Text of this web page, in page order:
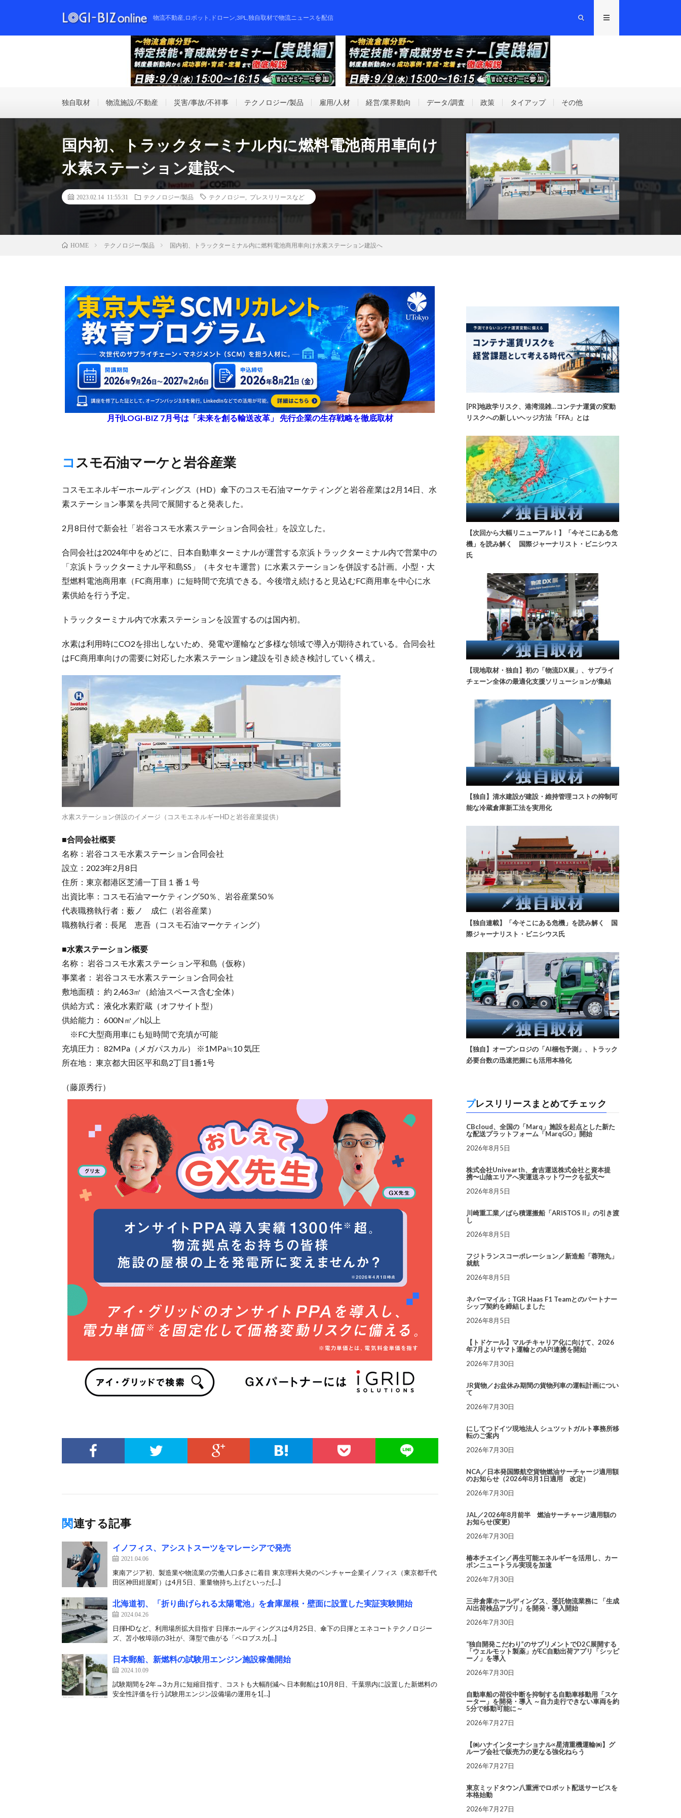
物流不動産,ロボット,ドローン,3PL,独自取材で物流ニュースを配信
独自取材 物流施設/不動産 災害/事故/不祥事 テクノロジー/製品 雇用/人材 経営/業界動向 データ/調査 政策 タイアップ その他
国内初、トラックターミナル内に燃料電池商用車向け
水素ステーション建設へ
2023.02.14 11:55:31 テクノロジー/製品 テクノロジー プレスリリースなど
HOME テクノロジー/製品 国内初、トラックターミナル内に燃料電池商用車向け水素ステーション建設へ
月刊LOGI-BIZ 7月号は「未来を創る輸送改革」 先行企業の生存戦略を徹底取材
コスモ石油マーケと岩谷産業
コスモエネルギーホールディングス（HD）傘下のコスモ石油マーケティングと岩谷産業は2月14日、水
素ステーション事業を共同で展開すると発表した。
2月8日付で新会社「岩谷コスモ水素ステーション合同会社」を設立した。
合同会社は2024年中をめどに、日本自動車ターミナルが運営する京浜トラックターミナル内で営業中の
「京浜トラックターミナル平和島SS」（キタセキ運営）に水素ステーションを併設する計画。小型・大
型燃料電池商用車（FC商用車）に短時間で充填できる。今後増え続けると見込むFC商用車を中心に水
素供給を行う予定。
トラックターミナル内で水素ステーションを設置するのは国内初。
水素は利用時にCO2を排出しないため、発電や運輸など多様な領域で導入が期待されている。合同会社
はFC商用車向けの需要に対応した水素ステーション建設を引き続き検討していく構え。
水素ステーション併設のイメージ（コスモエネルギーHDと岩谷産業提供）
■合同会社概要
名称：岩谷コスモ水素ステーション合同会社
設立：2023年2月8日
住所：東京都港区芝浦一丁目１番１号
出資比率：コスモ石油マーケティング50％、岩谷産業50％
代表職務執行者：薮ノ 成仁（岩谷産業）
職務執行者：長尾 恵吾（コスモ石油マーケティング）
■水素ステーション概要
名称： 岩谷コスモ水素ステーション平和島（仮称）
事業者： 岩谷コスモ水素ステーション合同会社
敷地面積： 約 2,463㎡（給油スペース含む全体）
供給方式： 液化水素貯蔵（オフサイト型）
供給能力： 600N㎥／h以上
※FC大型商用車にも短時間で充填が可能
充填圧力： 82MPa（メガパスカル） ※1MPa≒10 気圧
所在地： 東京都大田区平和島2丁目1番1号
（藤原秀行）
関連する記事
イノフィス、アシストスーツをマレーシアで発売
2021.04.06
東南アジア初、製造業や物流業の労働人口多さに着目 東京理科大発のベンチャー企業イノフィス（東京都千代
田区神田紺屋町）は4月5日、重量物持ち上げといった[…]
北海道初、「折り曲げられる太陽電池」を倉庫屋根・壁面に設置した実証実験開始
2024.04.26
日揮HDなど、利用場所拡大目指す 日揮ホールディングスは4月25日、傘下の日揮とエネコートテクノロジー
ズ、苫小牧埠頭の3社が、薄型で曲がる「ペロブスカ[…]
日本郵船、新燃料の試験用エンジン施設稼働開始
2024.10.09
試験期間を2年→3カ月に短縮目指す、コストも大幅削減へ 日本郵船は10月8日、千葉県内に設置した新燃料の
安全性評価を行う試験用エンジン設備場の運用を1[…]
[PR]地政学リスク、港湾混雑…コンテナ運賃の変動
リスクへの新しいヘッジ方法「FFA」とは
【次回から大幅リニューアル！】「今そこにある危
機」を読み解く 国際ジャーナリスト・ビニシウス
氏
【現地取材・独自】初の「物流DX展」、サプライ
チェーン全体の最適化支援ソリューションが集結
【独自】清水建設が建設・維持管理コストの抑制可
能な冷蔵倉庫新工法を実用化
【独自連載】「今そこにある危機」を読み解く 国
際ジャーナリスト・ビニシウス氏
【独自】オープンロジの「AI梱包予測」、トラック
必要台数の迅速把握にも活用本格化
プレスリリースまとめてチェック
CBcloud、全国の「Marq」施設を起点とした新た
な配送プラットフォーム「MarqGO」開始
2026年8月5日
株式会社Univearth、倉吉運送株式会社と資本提
携〜山陰エリアへ実運送ネットワークを拡大〜
2026年8月5日
川崎重工業／ばら積運搬船「ARISTOS II」の引き渡
し
2026年8月5日
フジトランスコーポレーション／新造船「蓉翔丸」
就航
2026年8月5日
ネバーマイル：TGR Haas F1 Teamとのパートナー
シップ契約を締結しました
2026年8月5日
【トドケール】マルチキャリア化に向けて、2026
年7月よりヤマト運輸とのAPI連携を開始
2026年7月30日
JR貨物／お盆休み期間の貨物列車の運転計画につい
て
2026年7月30日
にしてつドイツ現地法人 シュツットガルト事務所移
転のご案内
2026年7月30日
NCA／日本発国際航空貨物燃油サーチャージ適用額
のお知らせ（2026年8月1日適用 改定）
2026年7月30日
JAL／2026年8月前半 燃油サーチャージ適用額の
お知らせ(変更)
2026年7月30日
椿本チエイン／再生可能エネルギーを活用し、カー
ボンニュートラル実現を加速
2026年7月30日
三井倉庫ホールディングス、受託物流業務に 「生成
AI出荷検品アプリ」を開発・導入開始
2026年7月30日
“独自開発こだわり”のサプリメントでD2C展開する
「ウェルモット製薬」がEC自動出荷アプリ「シッピ
ーノ」を導入
2026年7月30日
自動車船の荷役中断を抑制する自動車移動用「スケ
ーター」を開発・導入 ～自力走行できない車両を約
5分で移動可能に～
2026年7月27日
【㈱ハナインターナショナル×星清重機運輸㈱】グ
ループ会社で販売力の更なる強化ねらう
2026年7月27日
東京ミッドタウン八重洲でロボット配送サービスを
本格始動
2026年7月27日